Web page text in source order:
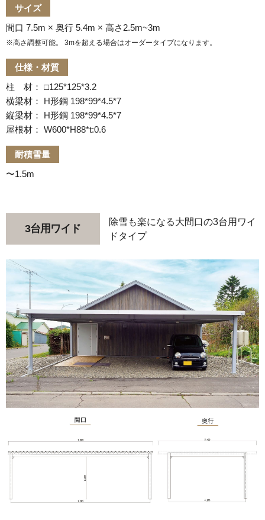
サイズ
間口 7.5m × 奥行 5.4m × 高さ2.5m~3m
※高さ調整可能。 3mを超える場合はオーダータイプになります。
仕様・材質
柱 材： □125*125*3.2
横梁材： H形鋼 198*99*4.5*7
縦梁材： H形鋼 198*99*4.5*7
屋根材： W600*H88*t:0.6
耐積雪量
〜1.5m
3台用ワイド
除雪も楽になる大間口の3台用ワイ
ドタイプ